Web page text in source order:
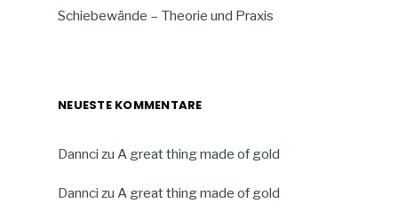
Schiebewände – Theorie und Praxis
NEUESTE KOMMENTARE
Dannci zu A great thing made of gold
Dannci zu A great thing made of gold